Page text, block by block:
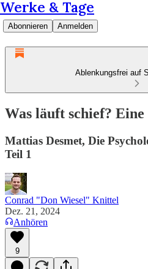
Werke & Tage
Abonnieren Anmelden
Ablenkungsfrei auf
Was läuft schief? Eine
Mattias Desmet, Die
Teil 1
Conrad "Don Wiesel" Knittel
Dez. 21, 2024
Anhören
9